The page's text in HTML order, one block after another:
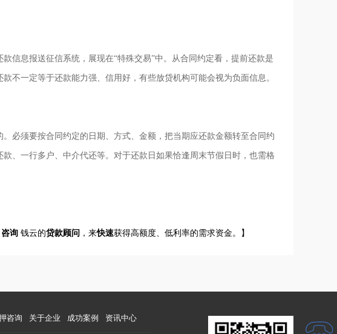
息报送征信系统，展现在“特殊交易”中。从合同约定看，提前还款是
不一定等于还款能力强、信用好，有些放贷机构可能会视为负面信息。
须要按合同约定的日期、方式、金额，把当期应还款金额转至合同约
、一行多户、中介代还等。对于还款日如果恰逢周末节假日时，也需格
咨询 钱云的贷款顾问 ，来快速获得高额度、低利率的需求资金。】
咨询 关于企业 成功案例
资讯中心